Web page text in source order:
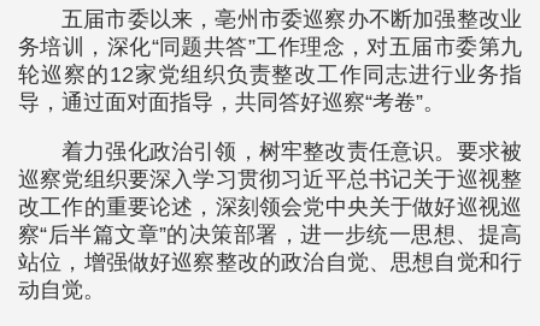
五届市委以来，亳州市委巡察办不断加强整改业
务培训，深化“同题共答”工作理念，对五届市委第九
轮巡察的12家党组织负责整改工作同志进行业务指
导，通过面对面指导，共同答好巡察“考卷”。
着力强化政治引领，树牢整改责任意识。要求被
巡察党组织要深入学习贯彻习近平总书记关于巡视整
改工作的重要论述，深刻领会党中央关于做好巡视巡
察“后半篇文章”的决策部署，进一步统一思想、提高
站位，增强做好巡察整改的政治自觉、思想自觉和行
动自觉。